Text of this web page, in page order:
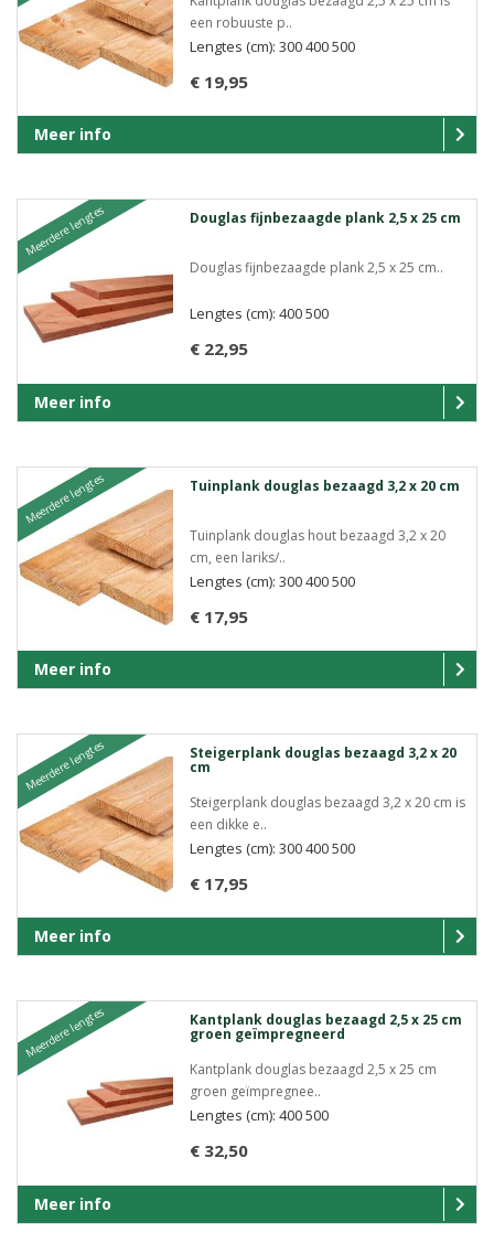
een robuuste p..
€ 19,95
Lengtes (cm): 300 400 500
Meer info
Meerdere lengtes Douglas fijnbezaagde plank 2,5 x 25 cm
Douglas fijnbezaagde plank 2,5 x 25 cm..
€ 22,95
Lengtes (cm): 400 500
Meer info
Meerdere lengtes Tuinplank douglas bezaagd 3,2 x 20 cm
Tuinplank douglas hout bezaagd 3,2 x 20
cm, een lariks/..
€ 17,95
Lengtes (cm): 300 400 500
Meer info
Meerdere lengtes Steigerplank douglas bezaagd 3,2 x 20
cm
Steigerplank douglas bezaagd 3,2 x 20 cm is
een dikke e..
€ 17,95
Lengtes (cm): 300 400 500
Meer info
Meerdere lengtes Kantplank douglas bezaagd 2,5 x 25 cm
groen geïmpregneerd
Kantplank douglas bezaagd 2,5 x 25 cm
groen geïmpregnee..
€ 32,50
Lengtes (cm): 400 500
Meer info